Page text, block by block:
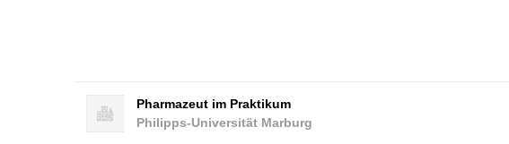
Pharmazeut im Praktikum
Philipps-Universität Marburg